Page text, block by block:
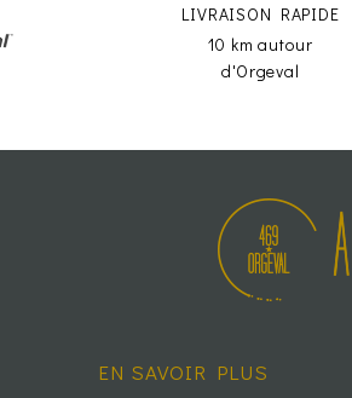
LIVRAISON RAPIDE
10 km autour
d'Orgeval
EN SAVOIR PLUS